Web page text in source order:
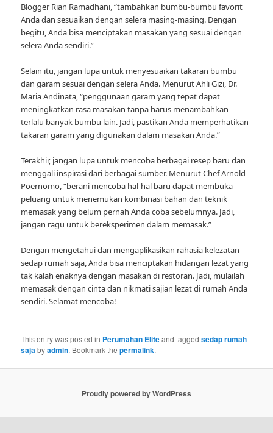
Blogger Rian Ramadhani, “tambahkan bumbu-bumbu favorit
Anda dan sesuaikan dengan selera masing-masing. Dengan
begitu, Anda bisa menciptakan masakan yang sesuai dengan
selera Anda sendiri.”
Selain itu, jangan lupa untuk menyesuaikan takaran bumbu
dan garam sesuai dengan selera Anda. Menurut Ahli Gizi, Dr.
Maria Andinata, “penggunaan garam yang tepat dapat
meningkatkan rasa masakan tanpa harus menambahkan
terlalu banyak bumbu lain. Jadi, pastikan Anda memperhatikan
takaran garam yang digunakan dalam masakan Anda.”
Terakhir, jangan lupa untuk mencoba berbagai resep baru dan
menggali inspirasi dari berbagai sumber. Menurut Chef Arnold
Poernomo, “berani mencoba hal-hal baru dapat membuka
peluang untuk menemukan kombinasi bahan dan teknik
memasak yang belum pernah Anda coba sebelumnya. Jadi,
jangan ragu untuk bereksperimen dalam memasak.”
Dengan mengetahui dan mengaplikasikan rahasia kelezatan
sedap rumah saja, Anda bisa menciptakan hidangan lezat yang
tak kalah enaknya dengan masakan di restoran. Jadi, mulailah
memasak dengan cinta dan nikmati sajian lezat di rumah Anda
sendiri. Selamat mencoba!
This entry was posted in Perumahan Eliteand taggedsedap rumah
sajabyadmin. Bookmark thepermalink.
Proudly powered by WordPress